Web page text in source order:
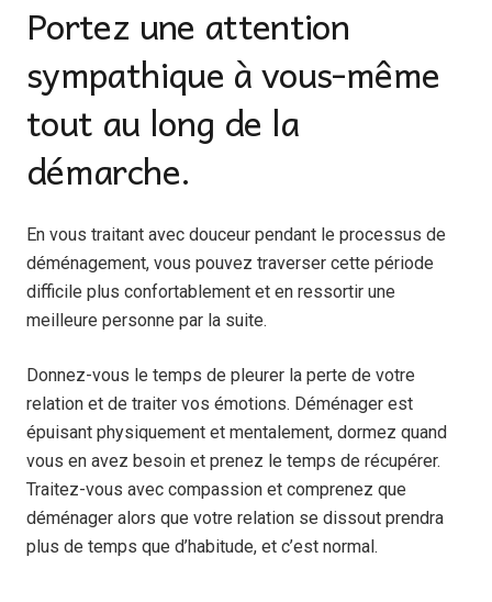
Portez une attention
sympathique à vous-même
tout au long de la
démarche.
En vous traitant avec douceur pendant le processus de
déménagement, vous pouvez traverser cette période
difficile plus confortablement et en ressortir une
meilleure personne par la suite.
Donnez-vous le temps de pleurer la perte de votre
relation et de traiter vos émotions. Déménager est
épuisant physiquement et mentalement, dormez quand
vous en avez besoin et prenez le temps de récupérer.
Traitez-vous avec compassion et comprenez que
déménager alors que votre relation se dissout prendra
plus de temps que d’habitude, et c’est normal.